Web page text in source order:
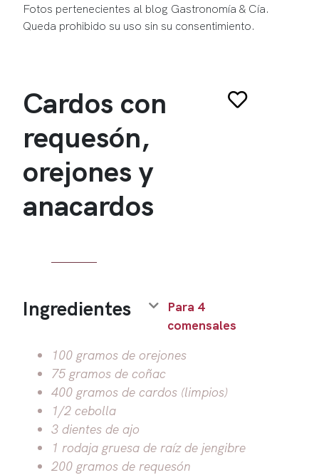
Fotos pertenecientes al blog Gastronomía & Cía.
Queda prohibido su uso sin su consentimiento.
Cardos con
requesón,
orejones y
anacardos
Ingredientes
Para 4
comensales
100 gramos de orejones
75 gramos de coñac
400 gramos de cardos (limpios)
1/2 cebolla
3 dientes de ajo
1 rodaja gruesa de raíz de jengibre
200 gramos de requesón